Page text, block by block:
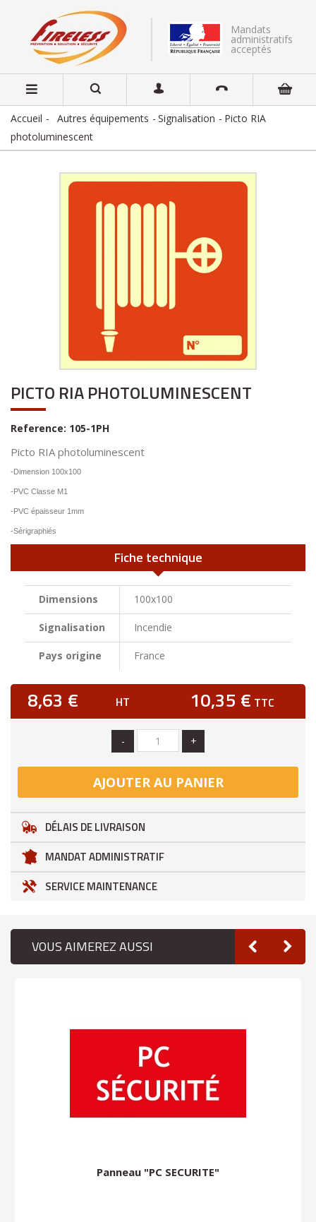
Mandats
administratifs
acceptés
Accueil Autres équipements Signalisation
Picto RIA
photoluminescent
PICTO RIA PHOTOLUMINESCENT
Reference: 105-1PH
Picto RIA photoluminescent
-Dimension 100x100
-PVC Classe M1
-PVC épaisseur 1mm
-Sérigraphiés
Fiche technique
Dimensions 100x100
Signalisation Incendie
Pays origine France
8,63 € HT 10,35 € TTC
- +
AJOUTER AU PANIER
DÉLAIS DE LIVRAISON
MANDAT ADMINISTRATIF
SERVICE MAINTENANCE
VOUS AIMEREZ AUSSI
Panneau "PC SECURITE"